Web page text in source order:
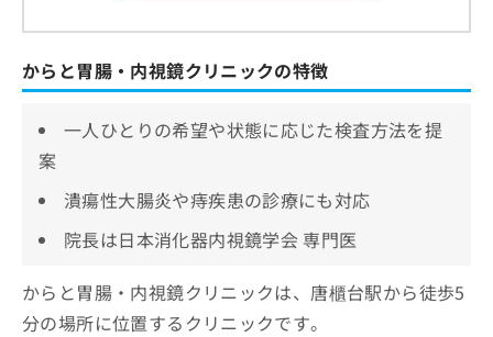
からと胃腸・内視鏡クリニックの特徴
一人ひとりの希望や状態に応じた検査方法を提
案
潰瘍性大腸炎や痔疾患の診療にも対応
院長は日本消化器内視鏡学会 専門医
からと胃腸・内視鏡クリニックは、唐櫃台駅から徒歩5
分の場所に位置するクリニックです。